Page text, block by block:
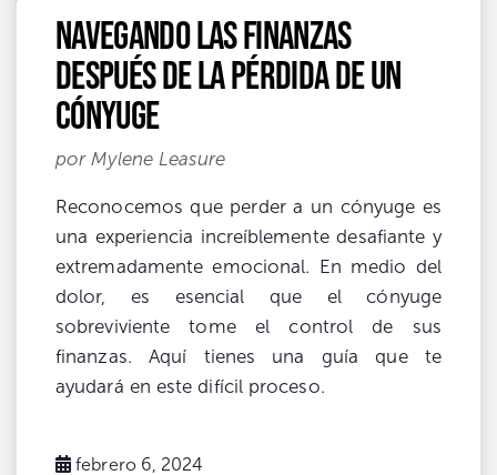
Navegando las finanzas
después de la pérdida de un
cónyuge
por Mylene Leasure
Reconocemos que perder a un cónyuge es
una experiencia increíblemente desafiante y
extremadamente emocional. En medio del
dolor, es esencial que el cónyuge
sobreviviente tome el control de sus
finanzas. Aquí tienes una guía que te
ayudará en este difícil proceso.
febrero 6, 2024